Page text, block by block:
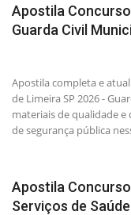
Apostila
Guarda Civil
Apostila completa e
de Limeira SP 2026 -
materiais de qualidade
de segurança pública
Apostila
Serviços de Saúde